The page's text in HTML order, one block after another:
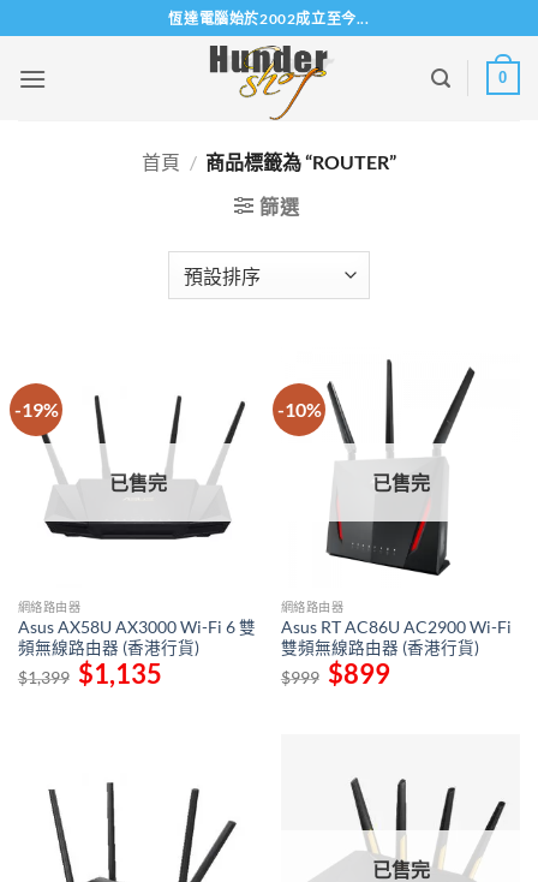
to
content
恆達電腦始於2002成立至今...
0
首頁 / 商品標籤為 “ROUTER”
篩選
-19%
已售完
網絡路由器
Asus AX58U AX3000 Wi-Fi 6 雙
頻無線路由器 (香港行貨)
$1,399 Original
price
$1,135price
-10%
已售完
網絡路由器
Asus RT AC86U AC2900 Wi-Fi
雙頻無線路由器 (香港行貨)
$999 Original
price
$899Current
已售完